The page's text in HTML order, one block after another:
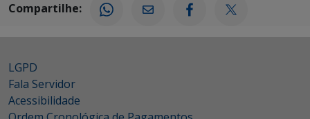
Compartilhe:
LGPD
Fala Servidor
Acessibilidade